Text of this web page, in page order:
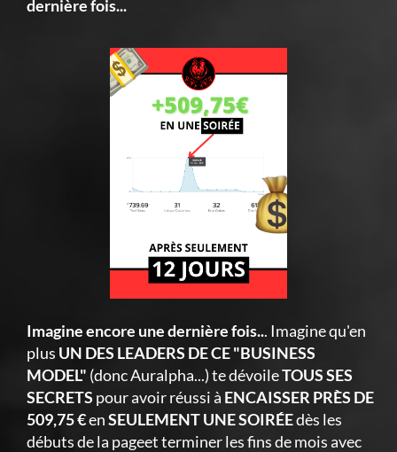
dernière fois...
Imagine encore une dernière fois... Imagine qu'en
plus UN DES LEADERS DE CE "BUSINESS
MODEL" (donc Auralpha...) te dévoileTOUS SES
SECRETS pour avoir réussi à ENCAISSER PRÈS DE
509,75 €enSEULEMENT UNE SOIRÉEdès les
débuts de la pageet terminer les fins de mois avec